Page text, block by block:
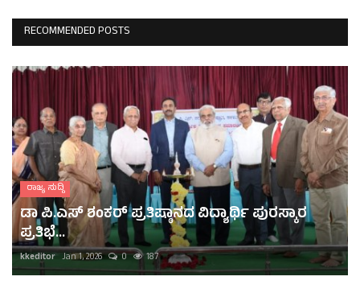
RECOMMENDED POSTS
ರಾಜ್ಯ ಸುದ್ದಿ
ಡಾ ಪಿ.ಎಸ್ ಶಂಕರ್ ಪ್ರತಿಷ್ಠಾನದ ವಿದ್ಯಾರ್ಥಿ ಪುರಸ್ಕಾರ
ಪ್ರತಿಭೆ...
kkeditor Jan 1, 2026 0 187